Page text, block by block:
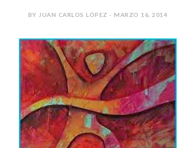
BY JUAN CARLOS LÓPEZ - MARZO 16, 2014